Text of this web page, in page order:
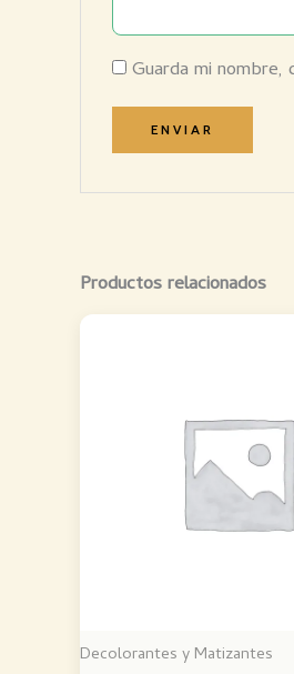
Guarda mi
Productos relacionados
Decolorantes y Matizantes